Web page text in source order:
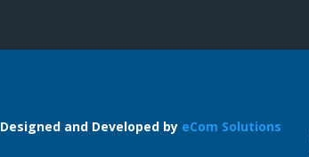
Designed and Developed by eCom Solutions